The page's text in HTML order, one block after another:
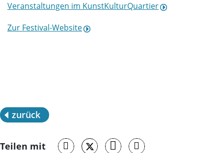
Veranstaltungen im KunstKulturQuartier
Zur Festival-Website
zurück
Teilen mit